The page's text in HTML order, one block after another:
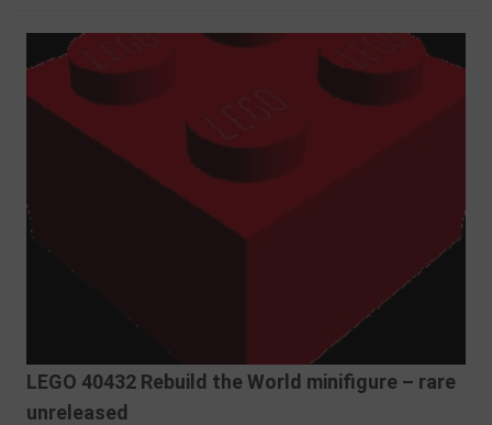
LEGO 40432 Rebuild the World minifigure – rare
unreleased